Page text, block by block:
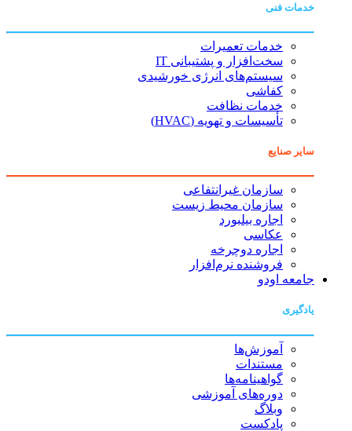
خدمات فنی
خدمات تعمیرات
سخت‌افزار و پشتیبانی IT
سیستم‌های انرژی خورشیدی
کفاشی
خدمات نظافت
تأسیسات و تهویه (HVAC)
سایر صنایع
سازمان غیرانتفاعی
سازمان محیط زیست
اجاره بیلبورد
عکاسی
اجاره دوچرخه
فروشنده نرم‌افزار
جامعه اودو
یادگیری
آموزش‌ها
مستندات
گواهینامه‌ها
دوره‌های آموزشی
وبلاگ
پادکست